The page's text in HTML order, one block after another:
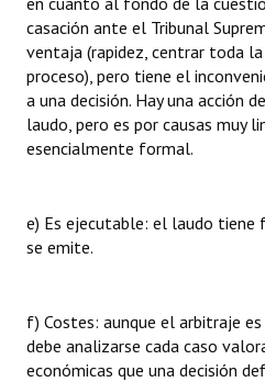
casación ante el Tribunal
ventaja (rapidez, centrar toda
proceso), pero tiene el
a una decisión. Hay una acción
laudo, pero es por causas muy
esencialmente formal.
e) Es ejecutable: el laudo tiene
se emite.
f) Costes: aunque el arbitraje
debe analizarse cada caso
económicas que una decisión